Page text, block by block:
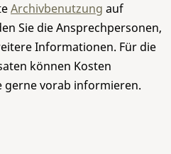
Archivbenutzung auf
Sie die Ansprechpersonen,
Informationen. Für die
können Kosten
gerne vorab informieren.